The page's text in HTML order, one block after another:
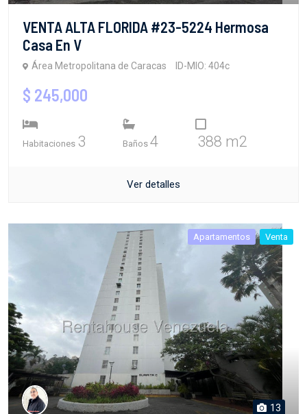
VENTA ALTA FLORIDA #23-5224 Hermosa
Casa En V
Área Metropolitana de Caracas ID-MIO: 404c
$ 245,000
Habitaciones 3 Baños 4 388 m2
Ver detalles
Apartamentos Venta
13